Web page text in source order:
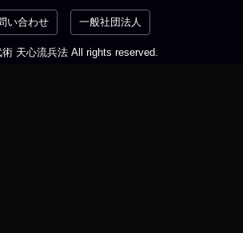
い合わせ 一般社団法人
天心流兵法 All rights reserved.